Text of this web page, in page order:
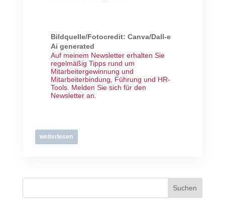
Bildquelle/Fotocredit: Canva/Dall-e
Ai generated
Auf meinem Newsletter erhalten Sie
regelmäßig Tipps rund um
Mitarbeitergewinnung und
Mitarbeiterbindung, Führung und HR-
Tools. Melden Sie sich für den
Newsletter an
weiterlesen